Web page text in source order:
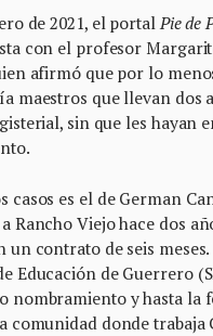
de 2021, el portalPie de
con el profesor
afirmó que por lo
maestros que llevan dos
sin que les hayan
casos es el de German
Rancho Viejo hace dos
un contrato de seis
Educación de Guerrero
nombramiento y hasta la
comunidad donde trabaja